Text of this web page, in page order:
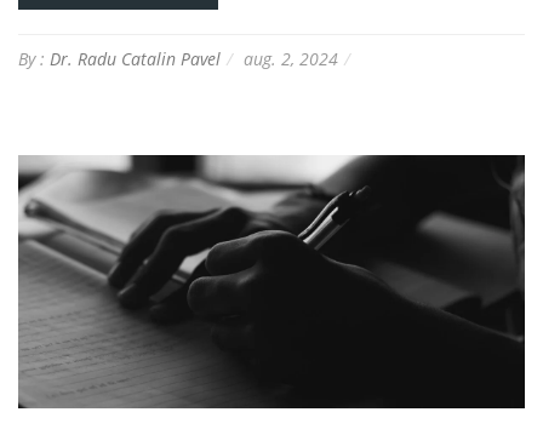
By : Dr. Radu Catalin Pavel aug. 2, 2024